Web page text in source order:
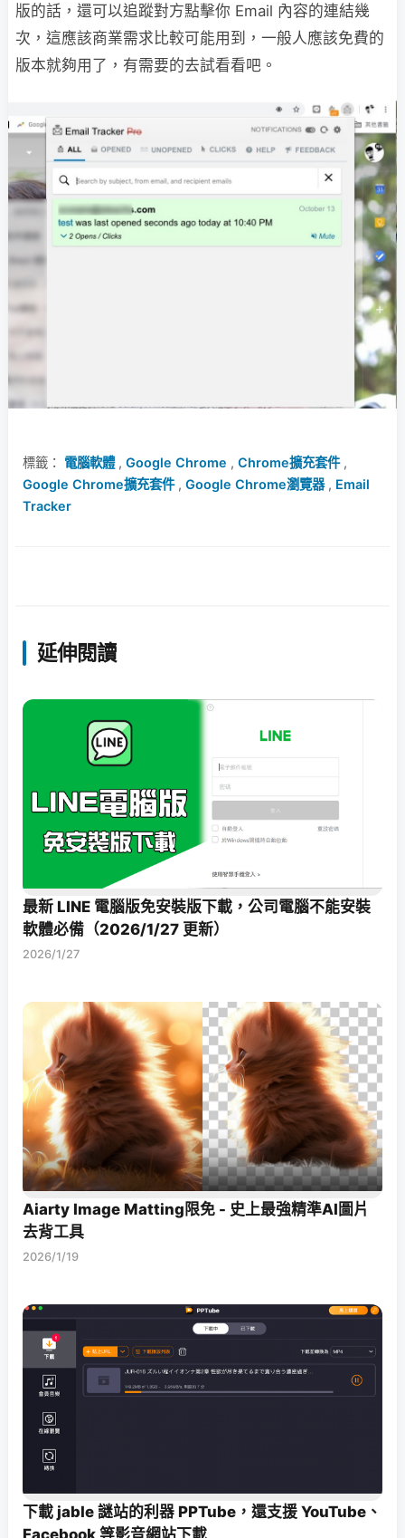
版的話，還可以追蹤對方點擊你 Email 內容的連結幾
次，這應該商業需求比較可能用到，一般人應該免費的
版本就夠用了，有需要的去試看看吧。
標籤： 電腦軟體, Google Chrome , Chrome擴充套件,
Google Chrome擴充套件, Google Chrome瀏覽器, Email
Tracker
延伸閱讀
最新 LINE 電腦版免安裝版下載，公司電腦不能安裝
軟體必備（2026/1/27 更新）
2026/1/27
Aiarty Image Matting限免 - 史上最強精準AI圖片
去背工具
2026/1/19
下載 jable 謎站的利器 PPTube，還支援 YouTube、
Facebook 等影音網站下載